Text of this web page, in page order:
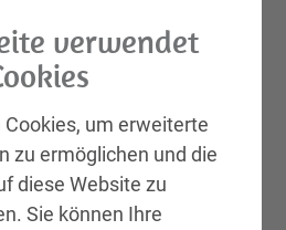
verwendet
um erweiterte
zu ermöglichen und die
diese Website zu
Sie können Ihre